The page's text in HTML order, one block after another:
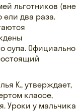
льготников (вне
ели два раза.
супа. Официально
К., утверждает,
классе,
Уроки у мальчика